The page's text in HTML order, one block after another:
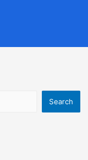
Search